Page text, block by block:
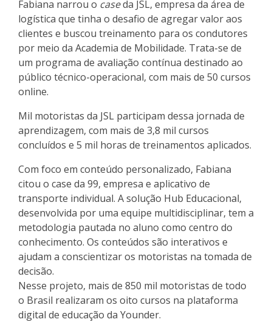
Fabiana narrou o caseda JSL, empresa da área de
logística que tinha o desafio de agregar valor aos
clientes e buscou treinamento para os condutores
por meio da Academia de Mobilidade. Trata-se de
um programa de avaliação contínua destinado ao
público técnico-operacional, com mais de 50 cursos
online.
Mil motoristas da JSL participam dessa jornada de
aprendizagem, com mais de 3,8 mil cursos
concluídos e 5 mil horas de treinamentos aplicados.
Com foco em conteúdo personalizado, Fabiana
citou o case da 99, empresa e aplicativo de
transporte individual. A solução Hub Educacional,
desenvolvida por uma equipe multidisciplinar, tem a
metodologia pautada no aluno como centro do
conhecimento. Os conteúdos são interativos e
ajudam a conscientizar os motoristas na tomada de
decisão.
Nesse projeto, mais de 850 mil motoristas de todo
o Brasil realizaram os oito cursos na plataforma
digital de educação da Younder.